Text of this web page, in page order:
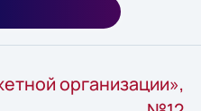
организации»,